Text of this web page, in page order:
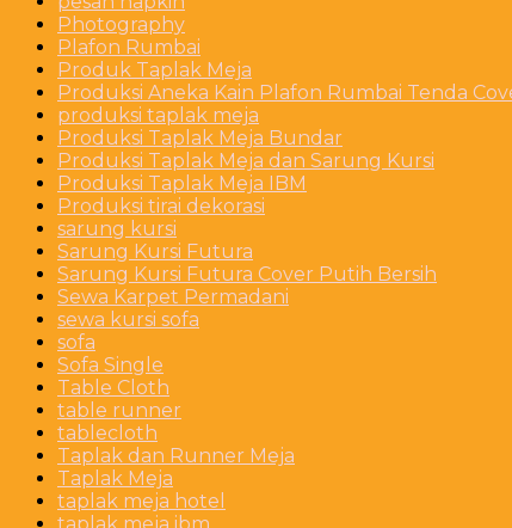
Photography
Plafon Rumbai
Produk Taplak Meja
Produksi Aneka Kain Plafon Rumbai Tenda
produksi taplak meja
Produksi Taplak Meja Bundar
Produksi Taplak Meja dan Sarung Kursi
Produksi Taplak Meja IBM
Produksi tirai dekorasi
sarung kursi
Sarung Kursi Futura
Sarung Kursi Futura Cover Putih Bersih
Sewa Karpet Permadani
sewa kursi sofa
sofa
Sofa Single
Table Cloth
table runner
tablecloth
Taplak dan Runner Meja
Taplak Meja
taplak meja hotel